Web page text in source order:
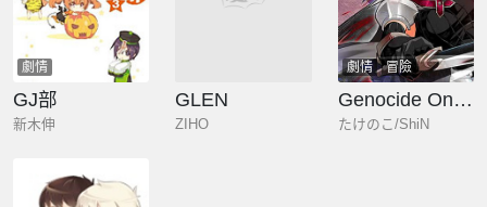
劇情
GJ部
新木伸
GLEN
ZIHO
劇情 冒險
Genocide Online
たけのこ/ShiN